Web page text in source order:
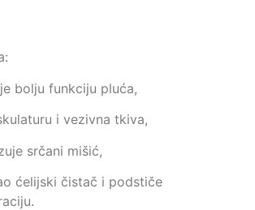
bolju funkciju pluća,
i vezivna tkiva,
srčani mišić,
ćelijski čistač i podstiče